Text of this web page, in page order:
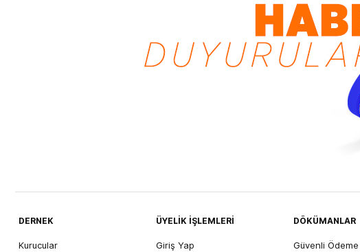
DERNEK
Kurucular
ÜYELİK İŞLEMLERİ
Giriş Yap
DÖKÜMANLAR
Güvenli Ödeme